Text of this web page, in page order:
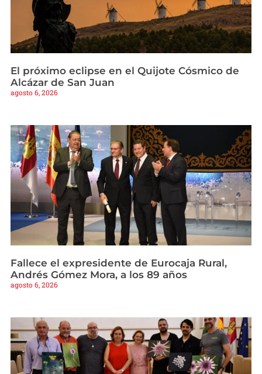
El próximo eclipse en el Quijote Cósmico de
Alcázar de San Juan
agosto 6, 2026
Fallece el expresidente de Eurocaja Rural,
Andrés Gómez Mora, a los 89 años
agosto 6, 2026